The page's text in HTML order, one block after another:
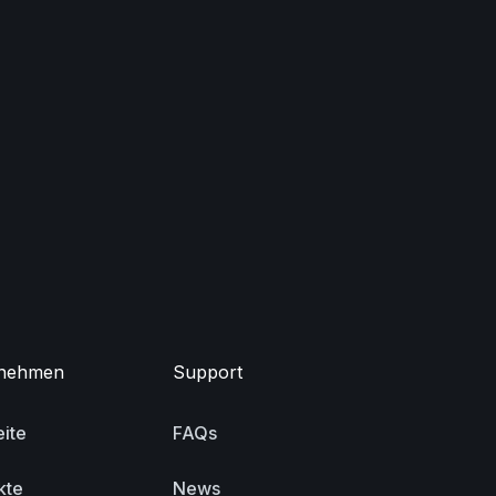
Support
FAQs
News